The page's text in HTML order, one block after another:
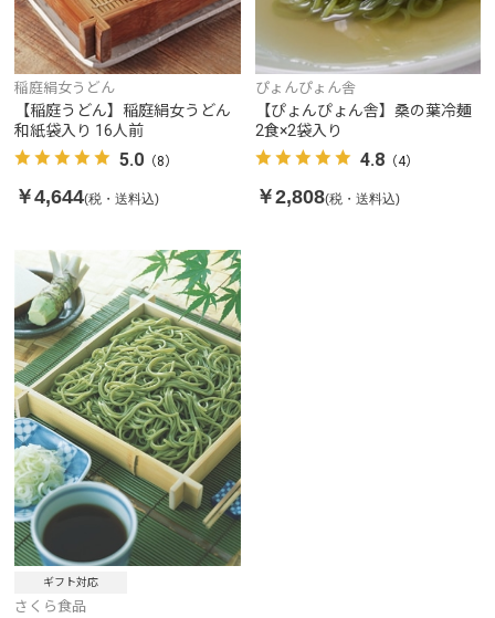
稲庭絹女うどん
【稲庭うどん】稲庭絹女うどん
和紙袋入り 16人前
5.0 （8）
￥4,644(税・送料込)
ぴょんぴょん舎
【ぴょんぴょん舎】桑の葉冷麺
2食×2袋入り
4.8（4）
￥2,808(税・送料込)
ギフト対応
さくら食品